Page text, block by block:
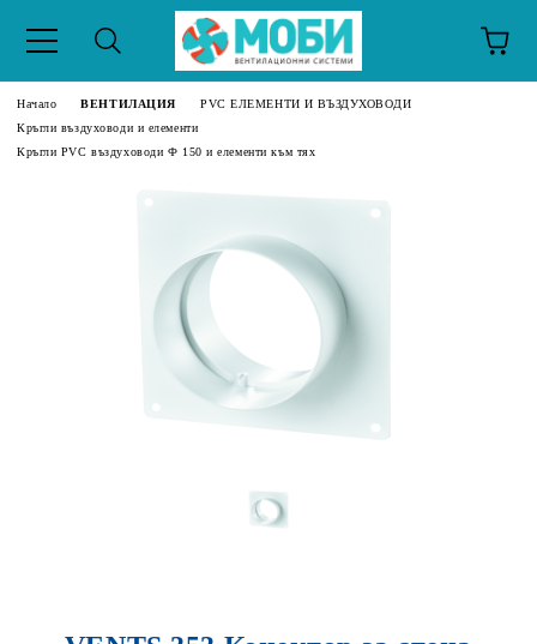
Начало ВЕНТИЛАЦИЯ
PVC ЕЛЕМЕНТИ И ВЪЗДУХОВОДИ
Кръгли въздуховоди и елементи
Кръгли PVC въздуховоди Ф 150 и елементи към тях